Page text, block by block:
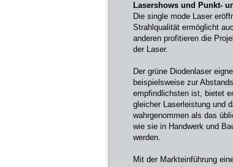
Lasershows und Punkt-
Die single mode Laser
Strahlqualität ermöglicht
anderen profitieren die
der Laser.
Der grüne Diodenlaser
beispielsweise zur
empfindlichsten ist, bietet
gleicher Laserleistung und
wahrgenommen als das
wie sie in Handwerk und
werden.
Mit der Markteinführung